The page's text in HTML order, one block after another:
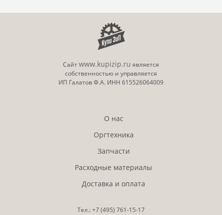
Сайтwww.kupizip.ru является
собственностью и управляется
ИП Галатов Ф.А. ИНН 615526064009
О нас
Оргтехника
Запчасти
Расходные материалы
Доставка и оплата
Тел.:+7 (495) 761-15-17